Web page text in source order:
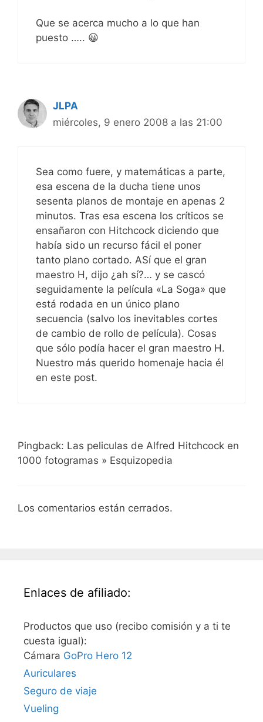
Que se acerca mucho a lo que han
puesto ….. 😀
JLPA
miércoles, 9 enero 2008 a las 21:00
Sea como fuere, y matemáticas a parte,
esa escena de la ducha tiene unos
sesenta planos de montaje en apenas 2
minutos. Tras esa escena los críticos se
ensañaron con Hitchcock diciendo que
había sido un recurso fácil el poner
tanto plano cortado. ASí que el gran
maestro H, dijo ¿ah sí?… y se cascó
seguidamente la película «La Soga» que
está rodada en un único plano
secuencia (salvo los inevitables cortes
de cambio de rollo de película). Cosas
que sólo podía hacer el gran maestro H.
Nuestro más querido homenaje hacia él
en este post.
Pingback: Las peliculas de Alfred Hitchcock en
1000 fotogramas » Esquizopedia
Los comentarios están cerrados.
Enlaces de afiliado:
Productos que uso (recibo comisión y a ti te
cuesta igual):
Cámara GoPro Hero 12
Auriculares
Seguro de viaje
Vueling